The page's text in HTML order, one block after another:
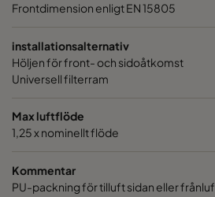
Frontdimension enligt EN 15805
installationsalternativ
Höljen för front- och sidoåtkomst
Universell filterram
Max luftflöde
1,25 x nominellt flöde
Kommentar
PU-packning för tilluft sidan eller